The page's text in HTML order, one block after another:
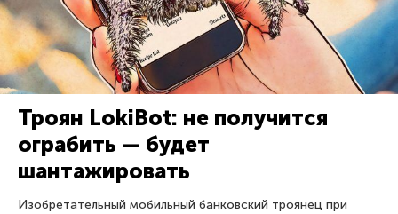
Троян LokiBot: не получится
ограбить — будет
шантажировать
Изобретательный мобильный банковский троянец при